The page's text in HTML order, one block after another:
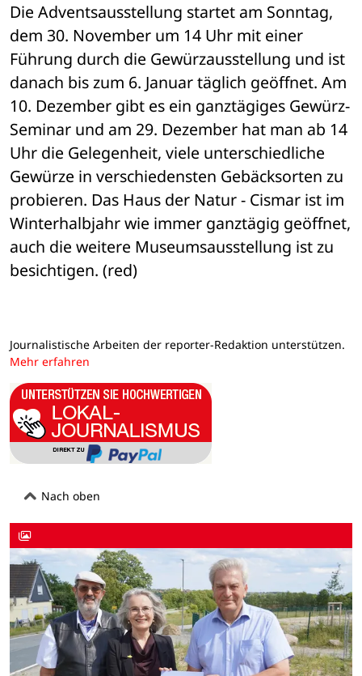
Die Adventsausstellung startet am Sonntag,
dem 30. November um 14 Uhr mit einer
Führung durch die Gewürzausstellung und ist
danach bis zum 6. Januar täglich geöffnet. Am
10. Dezember gibt es ein ganztägiges Gewürz-
Seminar und am 29. Dezember hat man ab 14
Uhr die Gelegenheit, viele unterschiedliche
Gewürze in verschiedensten Gebäcksorten zu
probieren. Das Haus der Natur - Cismar ist im
Winterhalbjahr wie immer ganztägig geöffnet,
auch die weitere Museumsausstellung ist zu
besichtigen. (red)
Journalistische Arbeiten der reporter-Redaktion unterstützen.
Mehr erfahren
Nach oben